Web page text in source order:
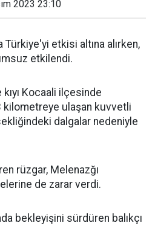
2023 23:10
Türkiye'yi etkisi altına alırken,
etkilendi.
kıyı Kocaali ilçesinde
kilometreye ulaşan kuvvetli
dalgalar nedeniyle
rüzgar, Melenazğı
de zarar verdi.
bekleyişini sürdüren balıkçı